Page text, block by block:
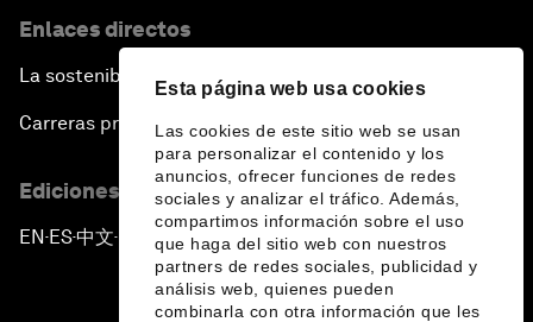
Esta página web usa cookies
Las cookies de este sitio web se usan
para personalizar el contenido y los
anuncios, ofrecer funciones de redes
sociales y analizar el tráfico. Además,
compartimos información sobre el uso
que haga del sitio web con nuestros
partners de redes sociales, publicidad y
análisis web, quienes pueden
combinarla con otra información que les
Enlaces directos
La sostenibilidad en el Foro
Carreras profesionales
Ediciones en otros idiomas
EN ▪ES▪中文▪ 日本語